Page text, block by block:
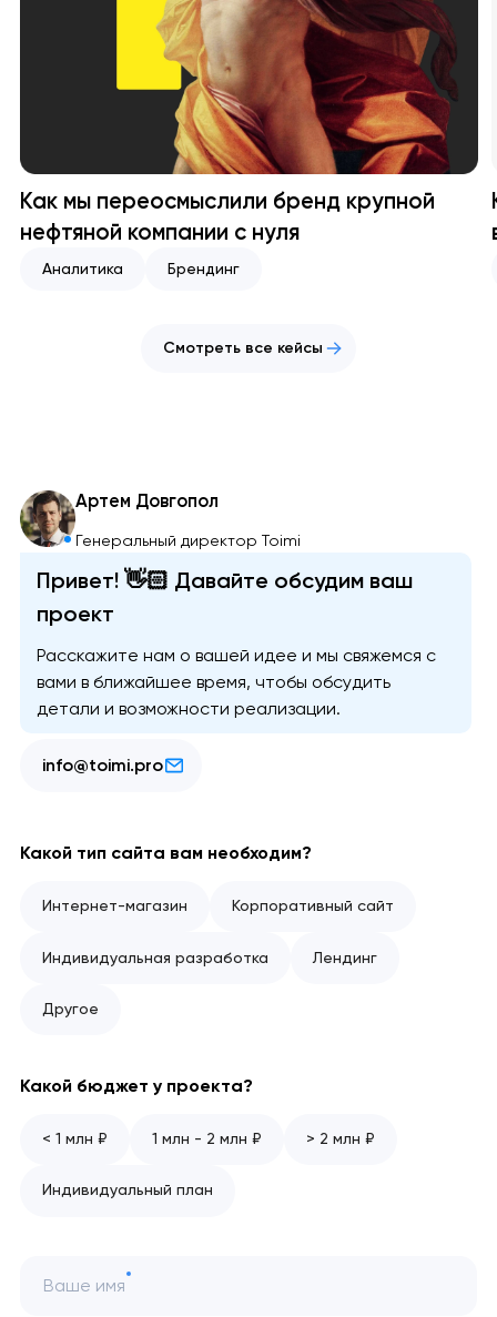
Как мы переосмыслили бренд крупной
нефтяной компании с нуля
Аналитика Брендинг
Смотреть все кейсы
Артем Довгопол
Генеральный директор Toimi
Привет! 👋🏻 Давайте обсудим ваш
проект
Расскажите нам о вашей идее и мы свяжемся с
вами в ближайшее время, чтобы обсудить
детали и возможности реализации.
info@toimi.pro
Какой тип сайта вам необходим?
Интернет-магазин Корпоративный сайт
Индивидуальная разработка Лендинг
Другое
Какой бюджет у проекта?
< 1 млн ₽ 1 млн - 2 млн ₽ > 2 млн ₽
Индивидуальный план
Ваше имя